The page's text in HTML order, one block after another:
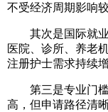
不受经济周期影响
其次是国际就业
医院、诊所、养老
注册护士需求持续增
第三是专业门槛
高，但申请路径清